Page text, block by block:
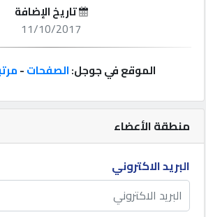
إتصل
إعلانات
المنتدى
منطقة الأعضاء
البريد الاكتروني
تاريخ الإضافة
11/10/2017
الموقع في جوجل:الصفحات-